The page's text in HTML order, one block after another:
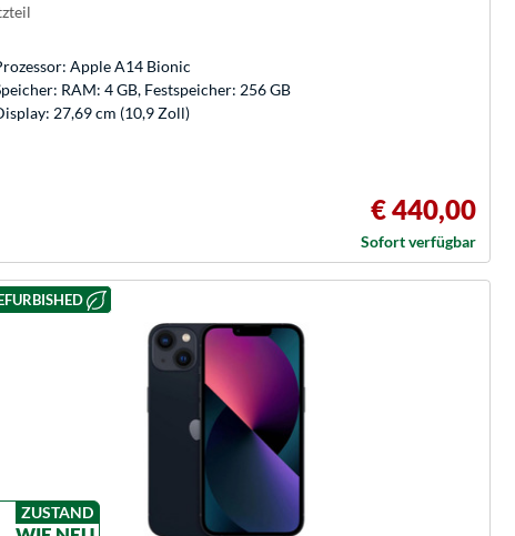
Apple A14 Bionic
RAM: 4 GB, Festspeicher: 256 GB
27,69 cm (10,9 Zoll)
€ 440,00
Sofort verfügbar
ZUSTAND